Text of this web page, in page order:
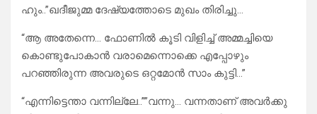
ഹും..”ഖദീജുമ്മ ദേഷ്യത്തോടെ മുഖം തിരിച്ചു…
“ആ അതേന്നെ… ഫോണിൽ കൂടി വിളിച്ച് അമ്മച്ചിയെ
കൊണ്ടുപോകാൻ വരാമെന്നൊക്കെ എപ്പോഴും
പറഞ്ഞിരുന്ന അവരുടെ ഒറ്റമോൻ സാം കുട്ടി…”
“എന്നിട്ടെന്താ വന്നില്ലേ..””വന്നു… വന്നതാണ് അവർക്കു